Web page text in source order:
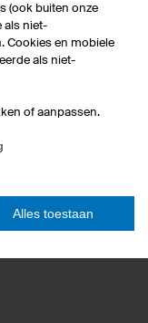
bedrukken
je eigen hoodies
(ook buiten onze
als niet-
Cookies en mobiele
als niet-
of aanpassen.
Alles toestaan